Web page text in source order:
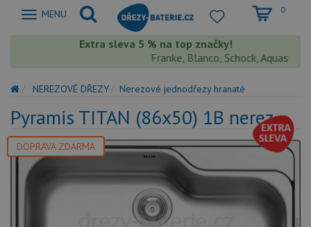
Zobrazit
MENU 0
Extra sleva 5 % na top značky!
Franke, Blanco, Schock,
NEREZOVÉ DŘEZY Nerezové jednodřezy hranaté
Pyramis TITAN (86x50) 1B nerez
DOPRAVA ZDARMA